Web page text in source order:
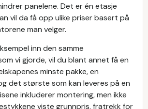
panelene. Det er én etasje
vil da få opp ulike priser basert på
man velger.
inn den samme
vi gjorde, vil du blant annet få en
minste pakke, en
det største som kan leveres på en
inkluderer montering, men ikke
viste grunnpris, fratrekk for